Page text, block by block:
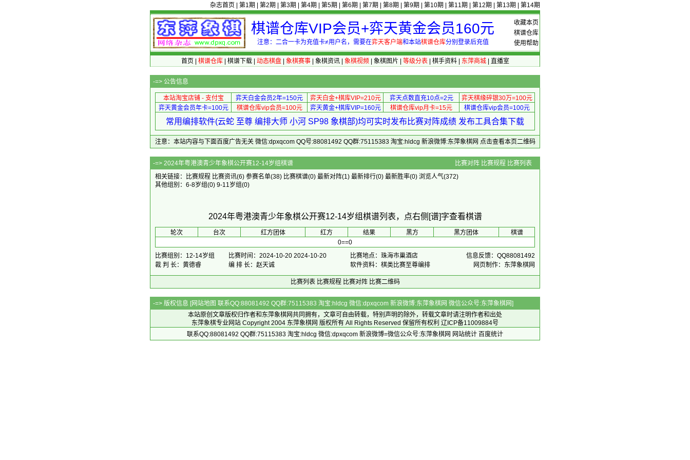
杂志首页 第1期 第2期 第3期 第4期 第5期 第6期 第7期 第8期 第9期 第10期 第11期 第12期 第13期 第14期
收藏本页
棋谱仓库
使用帮助
棋谱仓库VIP会员+弈天黄金会员160元
注意：二合一卡为充值卡≠用户名，需要在弈天客户端和本站棋谱仓库分别登录后充值
首页 棋谱仓库| 棋谱下载| 动态棋盘| 象棋赛事| 象棋资讯| 象棋视频 象棋图片 等级分表| 棋手资料| 东萍商城| 直播室
-=> 公告信息
本站淘宝店铺 - 支付宝 弈天白金会员2年=150元 弈天白金+棋库VIP=210元 弈天点数直充10点=2元
弈天棋缘碎银30万=100元
弈天黄金会员年卡=100元
棋谱仓库vip会员=100元 弈天黄金+棋库VIP=160元 棋谱仓库vip月卡=15元 棋谱仓库vip会员=100元
常用编排软件(云蛇 至尊 编排大师 小河 SP98 象棋部)均可实时发布比赛对阵成绩 发布工具合集下载
注意：本站内容与下面百度广告无关 微信:dpxqcom QQ号:88081492 QQ群:75115383 淘宝:hldcg 新浪微博:东萍象棋网 点击查看本页二维码
-=> 2024年粤港澳青少年象棋公开赛12-14岁组棋谱 比赛对阵 比赛规程 比赛列表
相关链接：
比赛规程 比赛资讯(6) 参赛名单(38) 比赛棋谱(0) 最新对阵(1) 最新排行(0) 最新胜率(0) 浏览人气(372)
其他组别： 6-8岁组(0) 9-11岁组(0)
2024年粤港澳青少年象棋公开赛12-14岁组棋谱列表，点右侧[谱]字查看棋谱
轮次 台次 红方团体 红方 结果 黑方 黑方团体
棋谱
0==0
比赛组别：12-14岁组
比赛时间：2024-10-20 2024-10-20 比赛地点：珠海市巢酒店
信息反馈：QQ88081492
裁 判 长：黄德睿
编 排 长：赵天诚 软件资料：棋类比赛至尊编排 网页制作：东萍象棋网
比赛列表 比赛规程 比赛对阵 比赛二维码
-=> 版权信息 [网站地图 联系QQ:88081492 QQ群:75115383 淘宝:hldcg 微信:dpxqcom 新浪微博:东萍象棋网 微信公众号:东萍象棋网]
本站原创文章版权归作者和 东萍象棋网共同拥有，文章可自由转载，特别声明的除外，转载文章时请注明作者和出处
东萍象棋专业网站 Copyright 2004 东萍象棋网 版权所有 All Rights Reserved 保留所有权利 辽ICP备11009884号
联系QQ:88081492 QQ群:75115383 淘宝:hldcg 微信:dpxqcom 新浪微博=微信公众号:东萍象棋网 网站统计 百度统计